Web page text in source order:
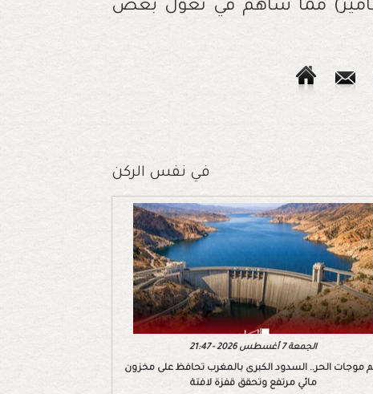
مما ساهم في تغول بعض
في نفس الركن
الجمعة 7 أغسطس 2026 - 21:47
موجات الحر.. السدود الكبرى بالمغرب تحافظ على مخزون
مائي مرتفع وتحقق قفزة لافتة